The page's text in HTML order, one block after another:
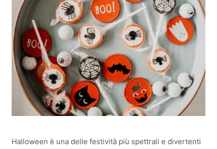
Halloween è una delle festività più spettrali e divertenti